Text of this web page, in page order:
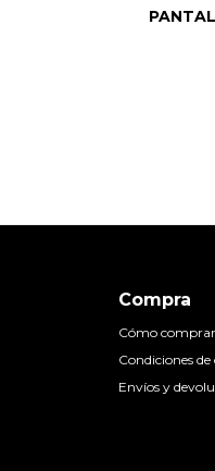
Compra
Cómo comprar
Condiciones
Envíos y